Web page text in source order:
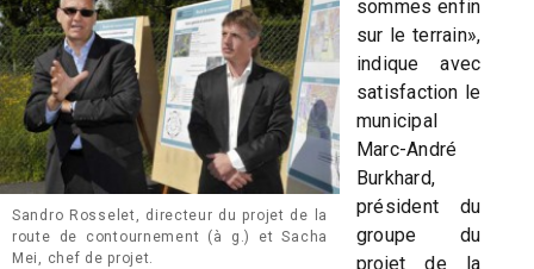
Sandro Rosselet, directeur du projet de la
route de contournement (à g.) et Sacha
Mei, chef de projet.
sommes enfin
sur le terrain»,
indique avec
satisfaction le
municipal
Marc-André
Burkhard,
président du
groupe du
projet de la